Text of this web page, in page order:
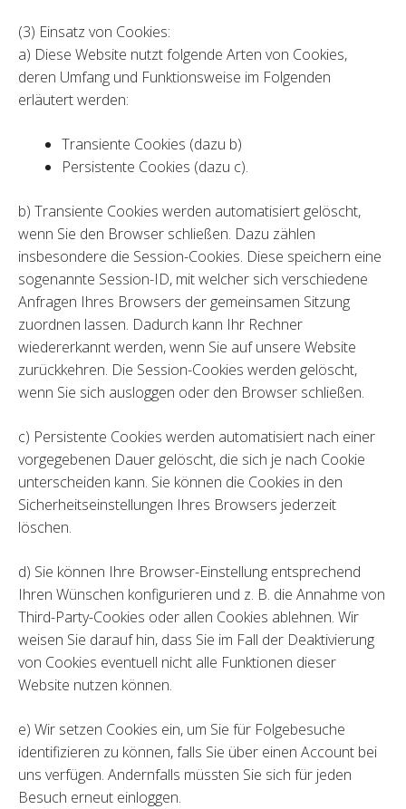
(3) Einsatz von Cookies:
a) Diese Website nutzt folgende Arten von Cookies,
deren Umfang und Funktionsweise im Folgenden
erläutert werden:
Transiente Cookies (dazu b)
Persistente Cookies (dazu c).
b) Transiente Cookies werden automatisiert gelöscht,
wenn Sie den Browser schließen. Dazu zählen
insbesondere die Session-Cookies. Diese speichern eine
sogenannte Session-ID, mit welcher sich verschiedene
Anfragen Ihres Browsers der gemeinsamen Sitzung
zuordnen lassen. Dadurch kann Ihr Rechner
wiedererkannt werden, wenn Sie auf unsere Website
zurückkehren. Die Session-Cookies werden gelöscht,
wenn Sie sich ausloggen oder den Browser schließen.
c) Persistente Cookies werden automatisiert nach einer
vorgegebenen Dauer gelöscht, die sich je nach Cookie
unterscheiden kann. Sie können die Cookies in den
Sicherheitseinstellungen Ihres Browsers jederzeit
löschen.
d) Sie können Ihre Browser-Einstellung entsprechend
Ihren Wünschen konfigurieren und z. B. die Annahme von
Third-Party-Cookies oder allen Cookies ablehnen. Wir
weisen Sie darauf hin, dass Sie im Fall der Deaktivierung
von Cookies eventuell nicht alle Funktionen dieser
Website nutzen können.
e) Wir setzen Cookies ein, um Sie für Folgebesuche
identifizieren zu können, falls Sie über einen Account bei
uns verfügen. Andernfalls müssten Sie sich für jeden
Besuch erneut einloggen.